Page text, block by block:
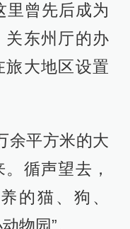
里曾先后成为
关东州厅的办
旅大地区设置
余平方米的大
循声望去，
的猫、狗、